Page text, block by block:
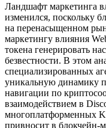
Ландшафт маркетинга
изменился, поскольку
на перенасыщенном
маркетингу влияния
токена генерировать
безвестности. В этом
специализированных
уникальную динамику
навигации по
взаимодействием в
многоплатформенных
привносит в блокчейн-